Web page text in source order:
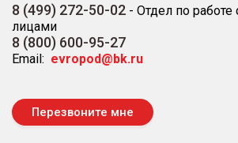
8 (499) 272-50-02 - Отдел по
лицами
8 (800) 600-95-27
Email: evropod@bk.ru
Перезвоните мне